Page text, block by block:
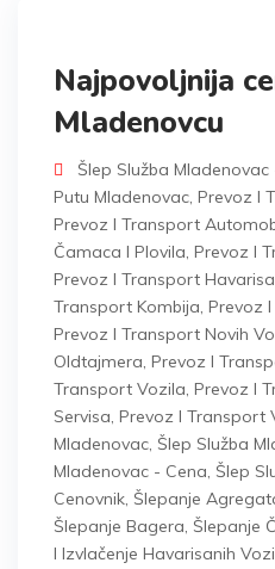
Najpovoljnija
Mladenovcu
Šlep Služba Mladenovac
Putu Mladenovac, Prevoz I
Prevoz I Transport
Čamaca I Plovila, Prevoz I
Prevoz I Transport
Transport Kombija, Prevoz
Prevoz I Transport Novih
Oldtajmera, Prevoz I
Transport Vozila, Prevoz I
Servisa, Prevoz I Transport
Mladenovac, Šlep Služba
Mladenovac - Cena, Šlep
Cenovnik, Šlepanje
Šlepanje Bagera, Šlepanje
I Izvlačenje Havarisanih